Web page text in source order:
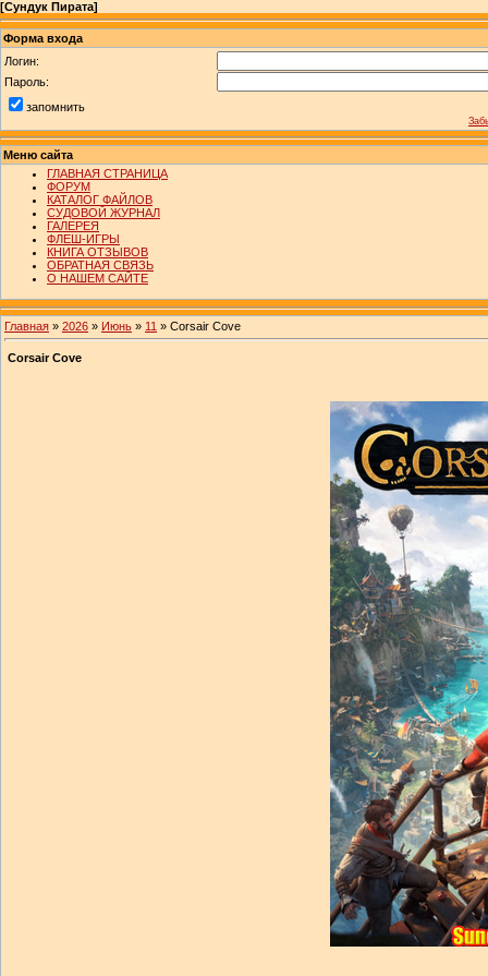
[Сундук Пирата]
Форма входа
Логин:
Пароль:
запомнить
Меню сайта
ГЛАВНАЯ СТРАНИЦА
ФОРУМ
КАТАЛОГ ФАЙЛОВ
СУДОВОЙ ЖУРНАЛ
ГАЛЕРЕЯ
ФЛЕШ-ИГРЫ
КНИГА ОТЗЫВОВ
ОБРАТНАЯ СВЯЗЬ
О НАШЕМ САЙТЕ
Главная » 2026 » Июнь » 11 » Corsair Cove
Corsair Cove